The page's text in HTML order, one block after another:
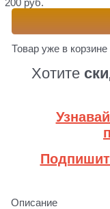
200 руб.
Товар уже в корзине
Хотите
Описание